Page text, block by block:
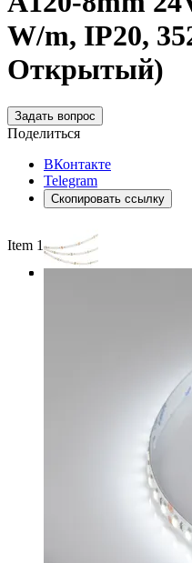
W/m, IP20,
Открытый)
Задать вопрос
Поделиться
ВКонтакте
Telegram
Скопировать ссылку
Item 1 of 3